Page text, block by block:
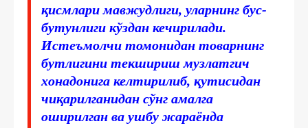
қисмлари мавжудлиги, уларнинг бус-
бутунлиги кўздан кечирилади.
Истеъмолчи томонидан товарнинг
бутлигини текшириш музлатгич
хонадонига келтирилиб, қутисидан
чиқарилганидан сўнг амалга
оширилган ва ушбу жараёнда